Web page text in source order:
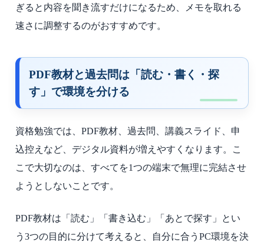
ぎると内容を聞き流すだけになるため、メモを取れる
速さに調整するのがおすすめです。
PDF教材と過去問は「読む・書く・探
す」で環境を分ける
資格勉強では、PDF教材、過去問、講義スライド、申
込控えなど、デジタル資料が増えやすくなります。こ
こで大切なのは、すべてを1つの端末で無理に完結させ
ようとしないことです。
PDF教材は「読む」「書き込む」「あとで探す」とい
う3つの目的に分けて考えると、自分に合うPC環境を決